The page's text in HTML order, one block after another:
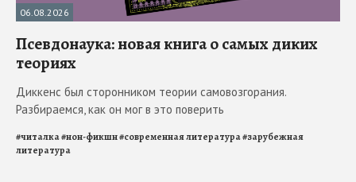
06.08.2026
Псевдонаука: новая книга о самых диких
теориях
Диккенс был сторонником теории самовозгорания.
Разбираемся, как он мог в это поверить
#читалка#нон-фикшн#современная литература#зарубежная
литература